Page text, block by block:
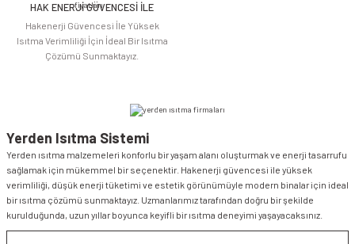
HAK ENERJİ GÜVENCESİ İLE
Hakenerji Güvencesi İle Yüksek
Isıtma Verimliliği İçin İdeal Bir Isıtma
Çözümü Sunmaktayız.
Yerden Isıtma Sistemi
Yerden ısıtma malzemeleri konforlu bir yaşam alanı oluşturmak ve enerji tasarrufu
sağlamak için mükemmel bir seçenektir. Hakenerji güvencesi ile yüksek
verimliliği, düşük enerji tüketimi ve estetik görünümüyle modern binalar için ideal
bir ısıtma çözümü sunmaktayız. Uzmanlarımız tarafından doğru bir şekilde
kurulduğunda, uzun yıllar boyunca keyifli bir ısıtma deneyimi yaşayacaksınız.